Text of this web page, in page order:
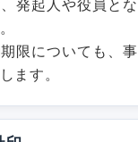
発起人や役員と
限についても、
ます。